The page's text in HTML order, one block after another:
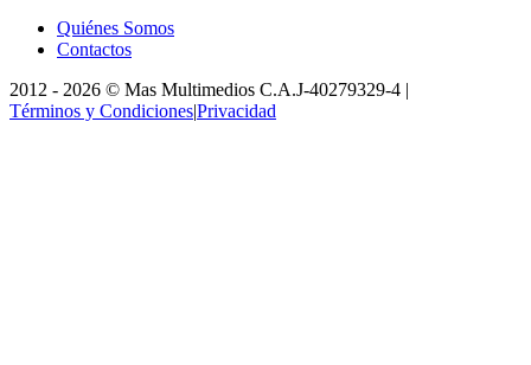
Quiénes Somos
Contactos
2012 - 2026 © Mas Multimedios C.A.J-40279329-4 |
Términos y Condiciones|Privacidad